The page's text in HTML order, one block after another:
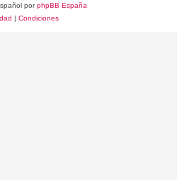
porphpBB España
| Condiciones